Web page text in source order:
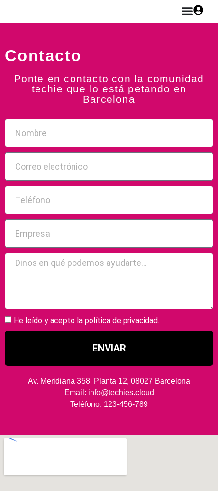
Contacto
Ponte en contacto con la comunidad
techie que lo está petando en
Barcelona
He leído y acepto la política de privacidad.
ENVIAR
Av. Meridiana 358, Planta 12, 08027 Barcelona
Email: info@techies.cloud
Teléfono: 123-456-789